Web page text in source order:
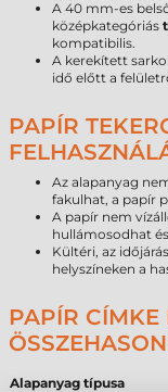
A 40 mm-es
középkategóriás
kompatibilis.
A kerekített
idő előtt a
PAPÍR
Az alapanyag
fakulhat, a papír
A papír nem
hullámosodhat
Kültéri, az
helyszíneken a
PAPÍR CÍMKE
Alapanyag típusa